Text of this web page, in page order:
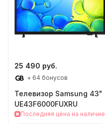
25 490 руб.
+ 64 бонусов
Телевизор Samsung 43"
UE43F6000FUXRU
Последняя цена на наличие